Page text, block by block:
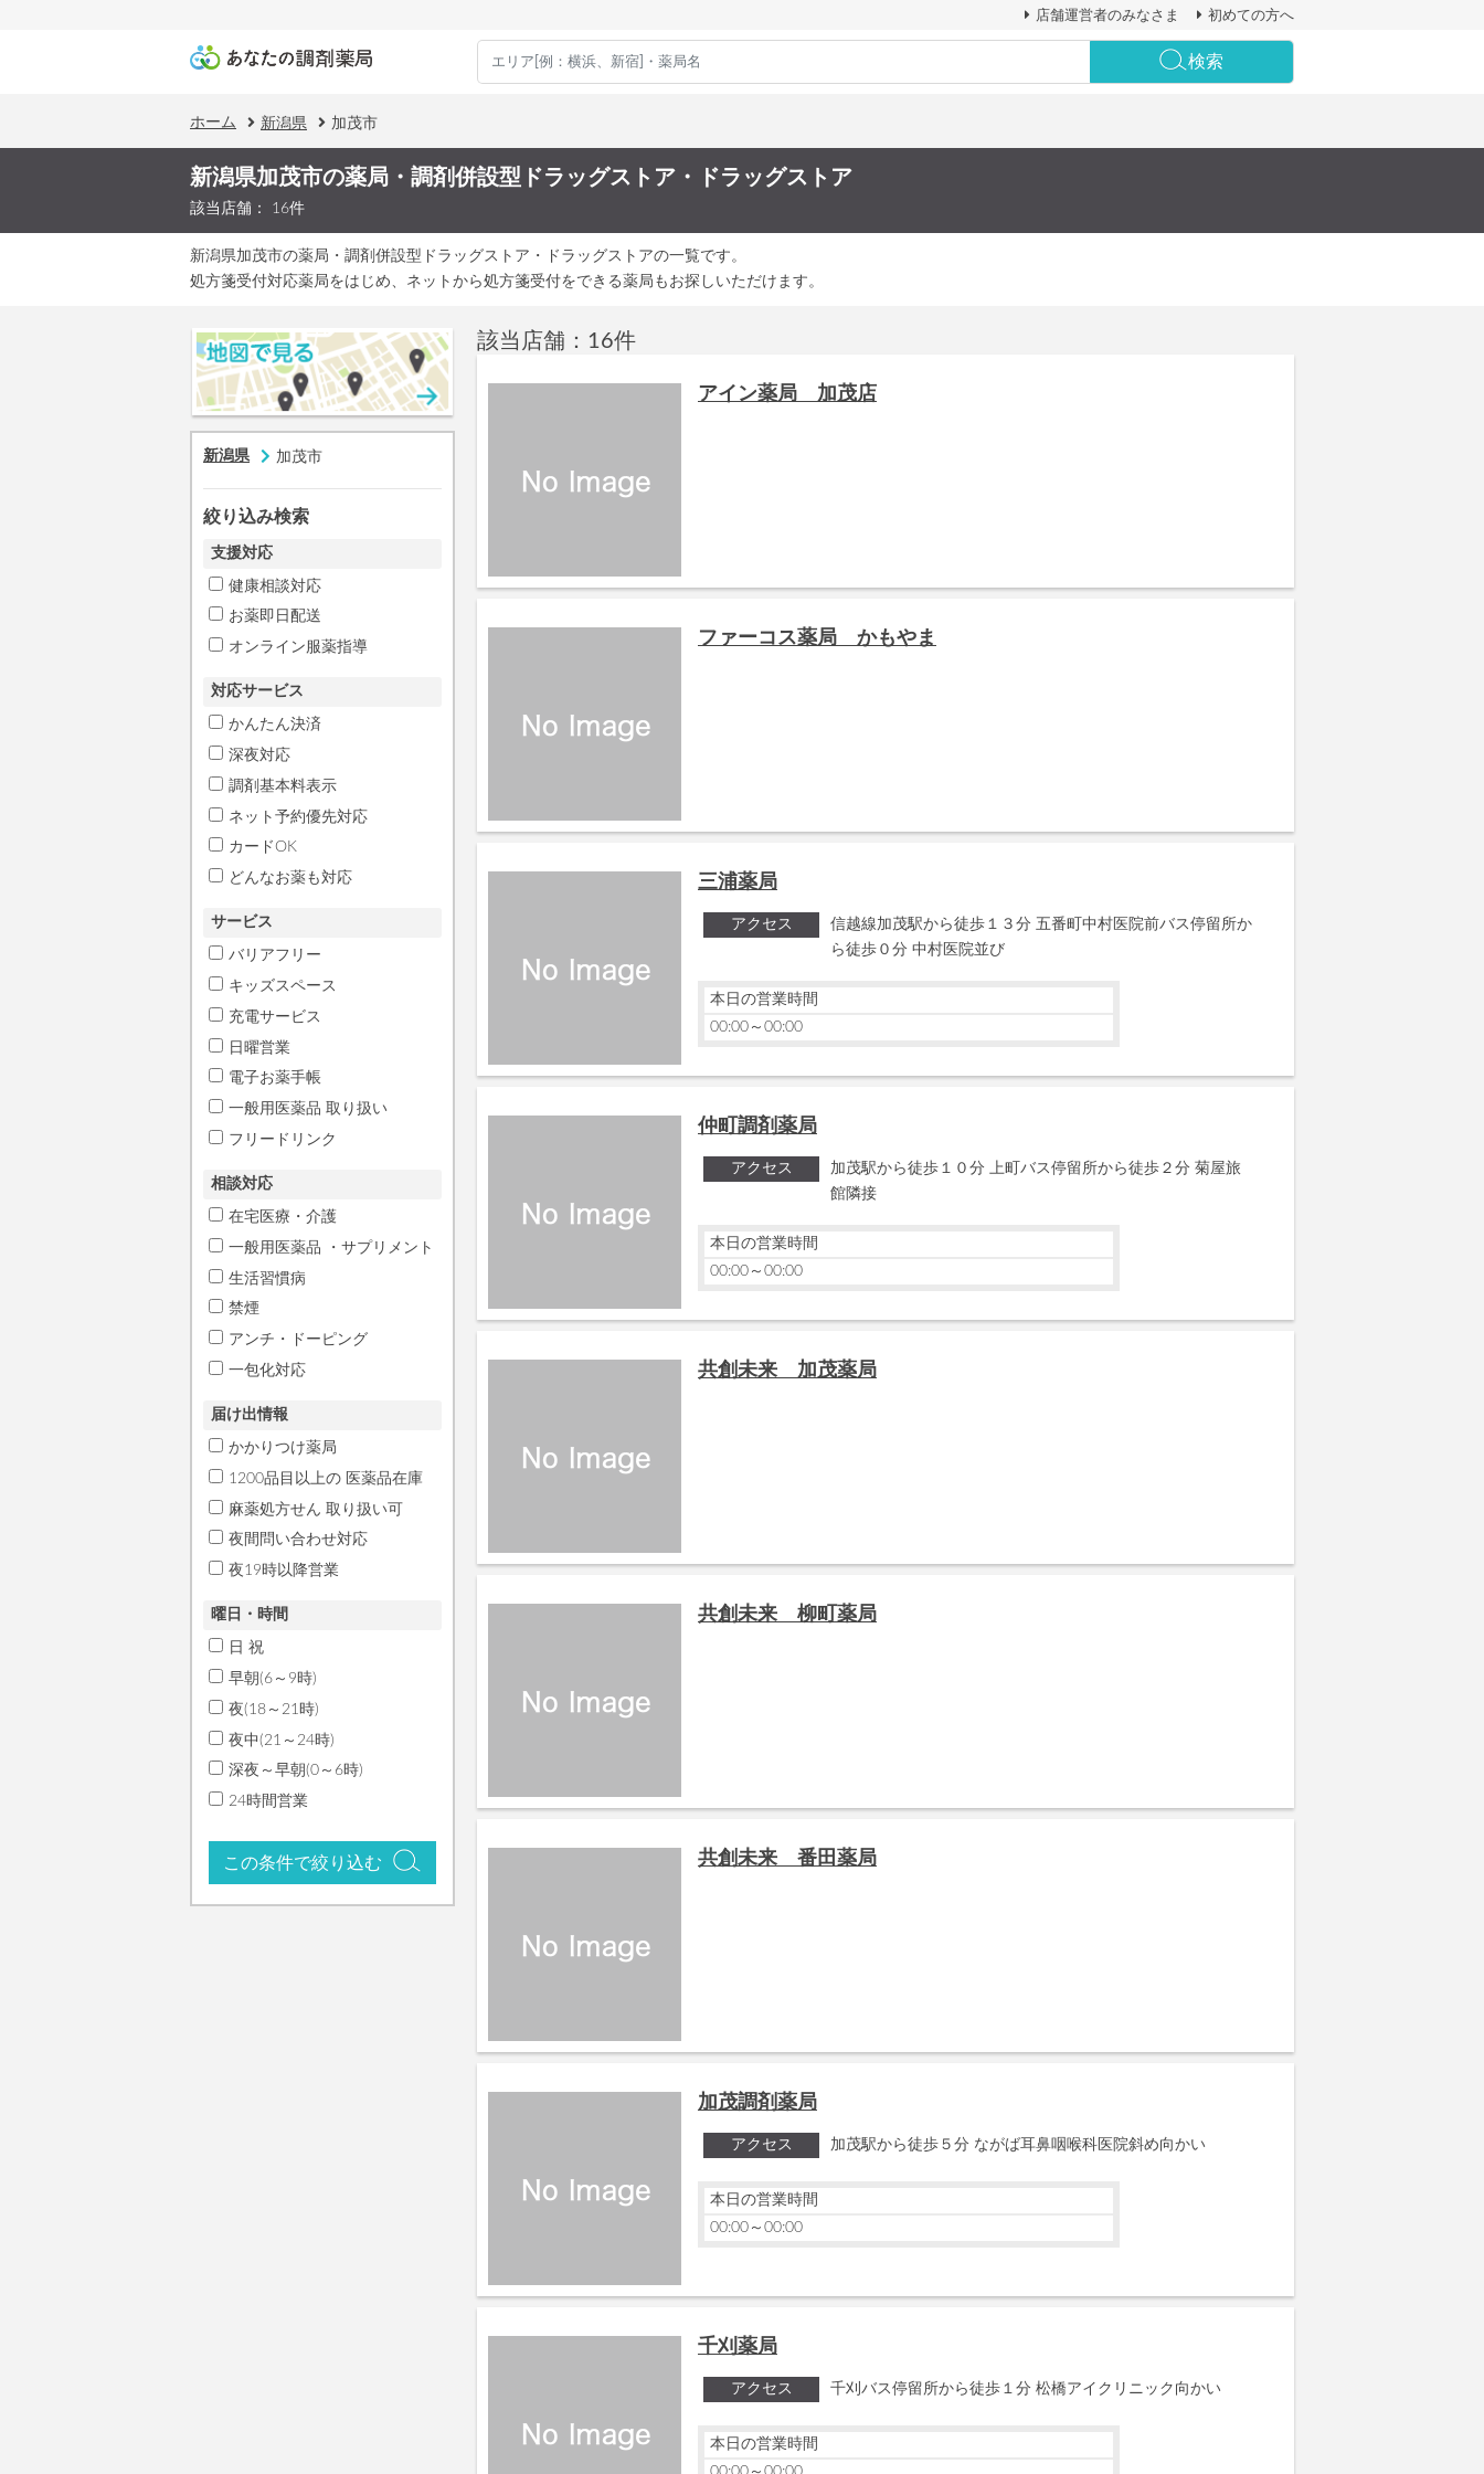
店舗運営者のみなさま 初めての方へ
検索
ホーム 新潟県 加茂市
新潟県加茂市の薬局・調剤併設型ドラッグストア・ドラッグストア
該当店舗： 16件
新潟県加茂市の薬局・調剤併設型ドラッグストア・ドラッグストアの一覧です。
処方箋受付対応薬局をはじめ、ネットから処方箋受付をできる薬局もお探しいただけます。
新潟県 加茂市
絞り込み検索
支援対応
健康相談対応
お薬即日配送
オンライン服薬指導
対応サービス
かんたん決済
深夜対応
調剤基本料表示
ネット予約優先対応
カードOK
どんなお薬も対応
サービス
バリアフリー
キッズスペース
充電サービス
日曜営業
電子お薬手帳
一般用医薬品 取り扱い
フリードリンク
相談対応
在宅医療・介護
一般用医薬品 ・サプリメント
生活習慣病
禁煙
アンチ・ドーピング
一包化対応
届け出情報
かかりつけ薬局
1200品目以上の 医薬品在庫
麻薬処方せん 取り扱い可
夜間問い合わせ対応
夜19時以降営業
曜日・時間
日 祝
早朝(6～9時)
夜(18～21時)
夜中(21～24時)
深夜～早朝(0～6時)
24時間営業
この条件で絞り込む
該当店舗：16件
アイン薬局 加茂店
ファーコス薬局 かもやま
三浦薬局
アクセス
信越線加茂駅から徒歩１３分 五番町中村医院前バス停留所か
ら徒歩０分 中村医院並び
本日の営業時間
00:00～00:00
仲町調剤薬局
アクセス
加茂駅から徒歩１０分 上町バス停留所から徒歩２分 菊屋旅
館隣接
本日の営業時間
00:00～00:00
共創未来 加茂薬局
共創未来 柳町薬局
共創未来 番田薬局
加茂調剤薬局
アクセス 加茂駅から徒歩５分 ながば耳鼻咽喉科医院斜め向かい
本日の営業時間
00:00～00:00
千刈薬局
アクセス 千刈バス停留所から徒歩１分 松橋アイクリニック向かい
本日の営業時間